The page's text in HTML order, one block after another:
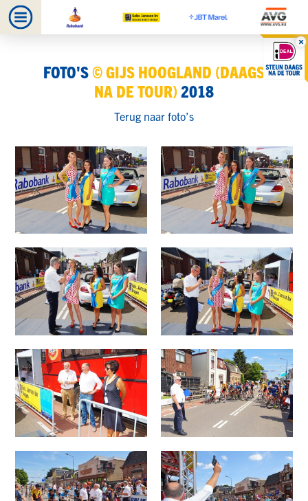
FOTO'S© GIJS HOOGLAND (DAAGS
NA DE TOUR) 2018
Terug naar foto’s